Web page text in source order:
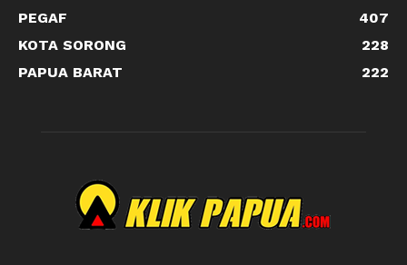
PEGAF
407
KOTA SORONG
228
PAPUA BARAT
222